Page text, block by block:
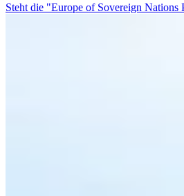
Steht die "Europe of Sovereign Nations